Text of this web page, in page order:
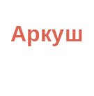
content
Аркуш